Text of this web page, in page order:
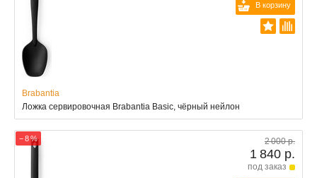
В корзину
Brabantia
Ложка сервировочная Brabantia Basic, чёрный нейлон
− 8 % 2 000 р.
1 840 р.
под заказ